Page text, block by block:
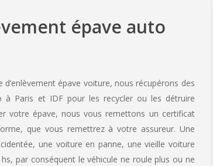
épave auto
épave voiture, nous récupérons des
à Paris et IDF pour les recycler ou les détruire
votre épave, nous vous remettons un certificat
que vous remettrez à votre assureur. Une
une voiture en panne, une vieille voiture
par conséquent le véhicule ne roule plus ou ne